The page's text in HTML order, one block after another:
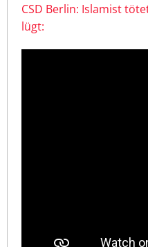
CSD Berlin: Islamist
lügt: